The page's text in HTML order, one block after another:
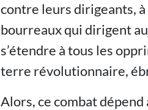
contre leurs dirigeants,
bourreaux qui dirigent
s’étendre à tous les
terre révolutionnaire,
Alors, ce combat dépend